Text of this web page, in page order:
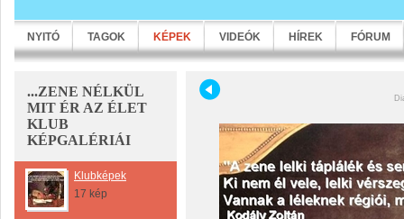
NYITÓ TAGOK KÉPEK VIDEÓK HÍREK FÓRUM
...ZENE NÉLKÜL
MIT ÉR AZ ÉLET
KLUB
KÉPGALÉRIÁI
Klubképek
17 kép